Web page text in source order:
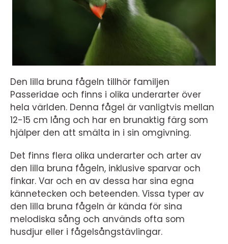
Den lilla bruna fågeln tillhör familjen
Passeridae och finns i olika underarter över
hela världen. Denna fågel är vanligtvis mellan
12-15 cm lång och har en brunaktig färg som
hjälper den att smälta in i sin omgivning.
Det finns flera olika underarter och arter av
den lilla bruna fågeln, inklusive sparvar och
finkar. Var och en av dessa har sina egna
kännetecken och beteenden. Vissa typer av
den lilla bruna fågeln är kända för sina
melodiska sång och används ofta som
husdjur eller i fågelsångstävlingar.